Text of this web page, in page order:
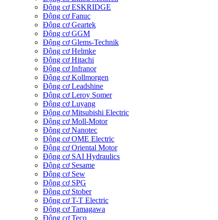
Động cơ ESKRIDGE
Động cơ Fanuc
Động cơ Geartek
Động cơ GGM
Động cơ Glems-Technik
Động cơ Helmke
Động cơ Hitachi
Động cơ Infranor
Động cơ Kollmorgen
Động cơ Leadshine
Động cơ Leroy Somer
Động cơ Luyang
Động cơ Mitsubishi Electric
Động cơ Moll-Motor
Động cơ Nanotec
Động cơ OME Electric
Động cơ Oriental Motor
Động cơ SAI Hydraulics
Động cơ Sesame
Động cơ Sew
Động cơ SPG
Động cơ Stober
Động cơ T-T Electric
Động cơ Tamagawa
Động cơ Teco